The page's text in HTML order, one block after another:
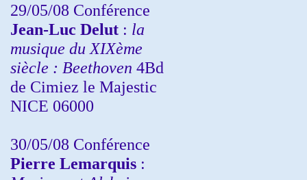
29/05/08 Conférence
Jean-Luc Delut : la
musique du XIXème
siècle : Beethoven 4Bd
de Cimiez le Majestic
NICE 06000
30/05/08 Conférence
Pierre Lemarquis :